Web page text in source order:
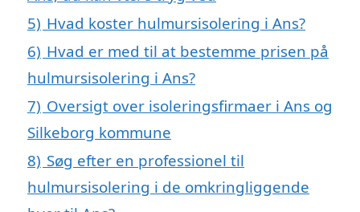
5) Hvad koster hulmursisolering i Ans?
6) Hvad er med til at bestemme prisen på
hulmursisolering i Ans?
7) Oversigt over isoleringsfirmaer i Ans og
Silkeborg kommune
8) Søg efter en professionel til
hulmursisolering i de omkringliggende